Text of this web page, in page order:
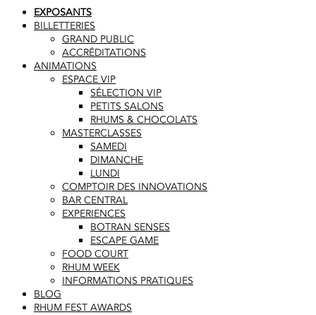
EXPOSANTS
BILLETTERIES
GRAND PUBLIC
ACCRÉDITATIONS
ANIMATIONS
ESPACE VIP
SÉLECTION VIP
PETITS SALONS
RHUMS & CHOCOLATS
MASTERCLASSES
SAMEDI
DIMANCHE
LUNDI
COMPTOIR DES INNOVATIONS
BAR CENTRAL
EXPERIENCES
BOTRAN SENSES
ESCAPE GAME
FOOD COURT
RHUM WEEK
INFORMATIONS PRATIQUES
BLOG
RHUM FEST AWARDS